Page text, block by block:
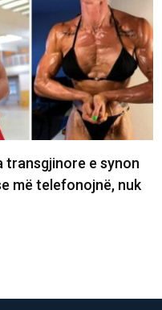
futbollist, plagos 12